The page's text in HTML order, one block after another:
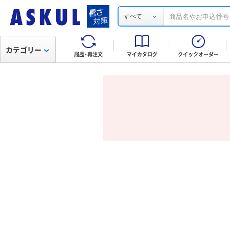
すべて
履歴・再注文 マイカタログ クイックオーダー
カテゴリー